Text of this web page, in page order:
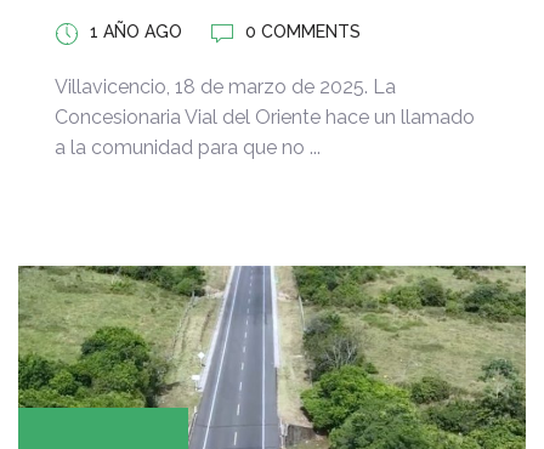
1 AÑO AGO 0 COMMENTS
Villavicencio, 18 de marzo de 2025. La
Concesionaria Vial del Oriente hace un llamado
a la comunidad para que no ...